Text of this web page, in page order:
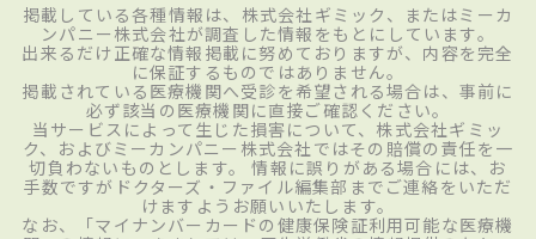
掲載している各種情報は、株式会社ギミック、またはミーカ
ンパニー株式会社が調査した情報をもとにしています。
出来るだけ正確な情報掲載に努めておりますが、内容を完全
に保証するものではありません。
掲載されている医療機関へ受診を希望される場合は、事前に
必ず該当の医療機関に直接ご確認ください。
当サービスによって生じた損害について、株式会社ギミッ
ク、およびミーカンパニー株式会社ではその賠償の責任を一
切負わないものとします。 情報に誤りがある場合には、お
手数ですがドクターズ・ファイル編集部までご連絡をいただ
けますようお願いいたします。
なお、「マイナンバーカードの健康保険証利用可能な医療機